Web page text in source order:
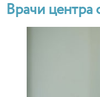
Врачи